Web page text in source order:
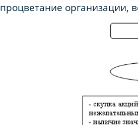
процветание организации,